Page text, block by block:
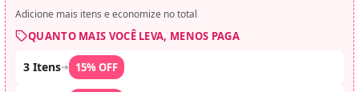
Adicione mais itens e economize no total
QUANTO MAIS VOCÊ LEVA, MENOS PAGA
3 Itens➜ 15% OFF